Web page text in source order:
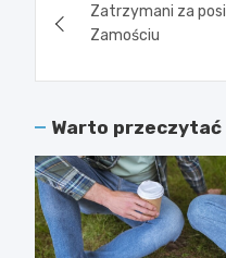
wpisu
Zatrzymani za
Zamościu
Warto przeczytać